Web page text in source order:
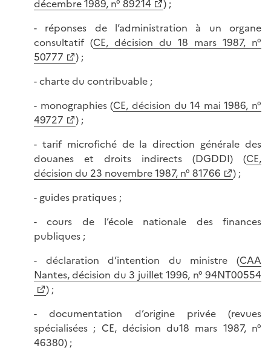
décembre 1989, n° 89214
) ;
- réponses de l’administration à un organe
consultatif (CE, décision du 18 mars 1987, n°
50777
) ;
- charte du contribuable ;
- monographies (CE, décision du 14 mai 1986, n°
49727
) ;
- tarif microfiché de la direction générale des
douanes et droits indirects (DGDDI) (CE,
décision du 23 novembre 1987, n° 81766
) ;
- guides pratiques ;
- cours de l’école nationale des finances
publiques ;
- déclaration d’intention du ministre (CAA
Nantes, décision du 3 juillet 1996, n° 94NT00554
) ;
- documentation d’origine privée (revues
spécialisées ; CE, décision du18 mars 1987, n°
46380) ;